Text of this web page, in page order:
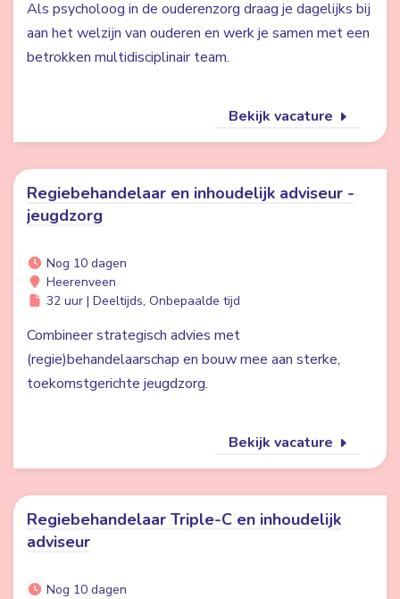
Als psycholoog in de ouderenzorg draag je dagelijks bij
aan het welzijn van ouderen en werk je samen met een
betrokken multidisciplinair team.
Bekijk vacature
Regiebehandelaar en inhoudelijk adviseur -
jeugdzorg
Nog 10 dagen
Heerenveen
32 uur | Deeltijds, Onbepaalde tijd
Combineer strategisch advies met
(regie)behandelaarschap en bouw mee aan sterke,
toekomstgerichte jeugdzorg.
Bekijk vacature
Regiebehandelaar Triple-C en inhoudelijk
adviseur
Nog 10 dagen